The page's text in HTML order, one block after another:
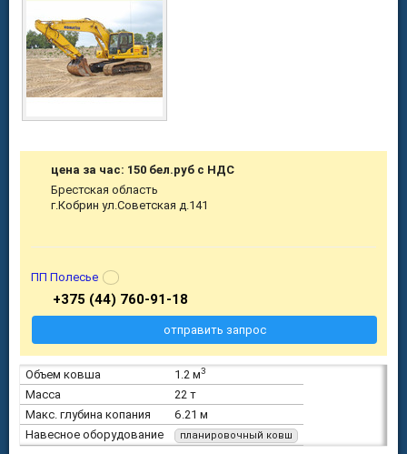
Объем ковша 1.2 м3
Масса
22 т
Макс. глубина копания
6.21 м
Навесное оборудование
планировочный ковш
цена за час: 150 бел.руб с НДС
Брестская область
г.Кобрин ул.Советская д.141
ПП Полесье
+375 (44) 760-91-18
отправить запрос